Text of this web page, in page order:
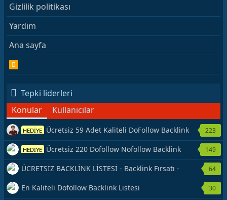
Gizlilik politikası
Yardım
Ana sayfa
S
Tepki liderleri
Konular
Kullanıcılar
HEDİYE Ücretsiz 59 Adet Kaliteli DoFollow Backlink
Kaynağı Veriyorum.
223
HEDİYE Ücretsiz 220 Dofollow Nofollow Backlink
Veriyorum
149
ÜCRETSİZ BACKLİNK LİSTESİ - Backlink Fırsatı -
Hemen Yetiş!
64
En Kaliteli Dofollow Backlink Listesi 30